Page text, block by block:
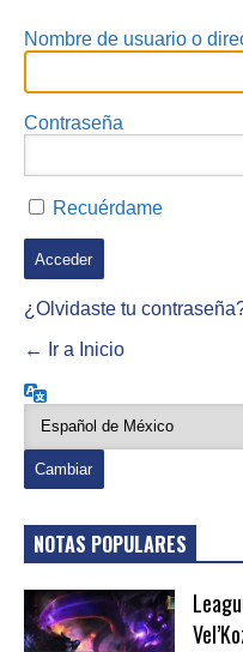
Nombre de usuario o
Contraseña
Recuérdame
¿Olvidaste tu
← Ir a Inicio
NOTAS POPULARES